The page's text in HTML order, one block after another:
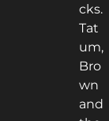
cks.
Tat
um,
Bro
wn
and